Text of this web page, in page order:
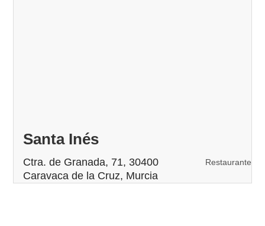
Santa Inés
Ctra. de Granada, 71, 30400
Caravaca de la Cruz, Murcia
Restaurante